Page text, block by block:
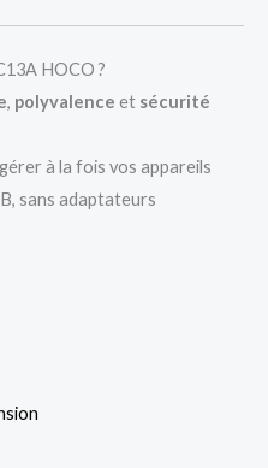
HOCO ?
, polyvalence et sécurité
à la fois vos appareils
sans adaptateurs